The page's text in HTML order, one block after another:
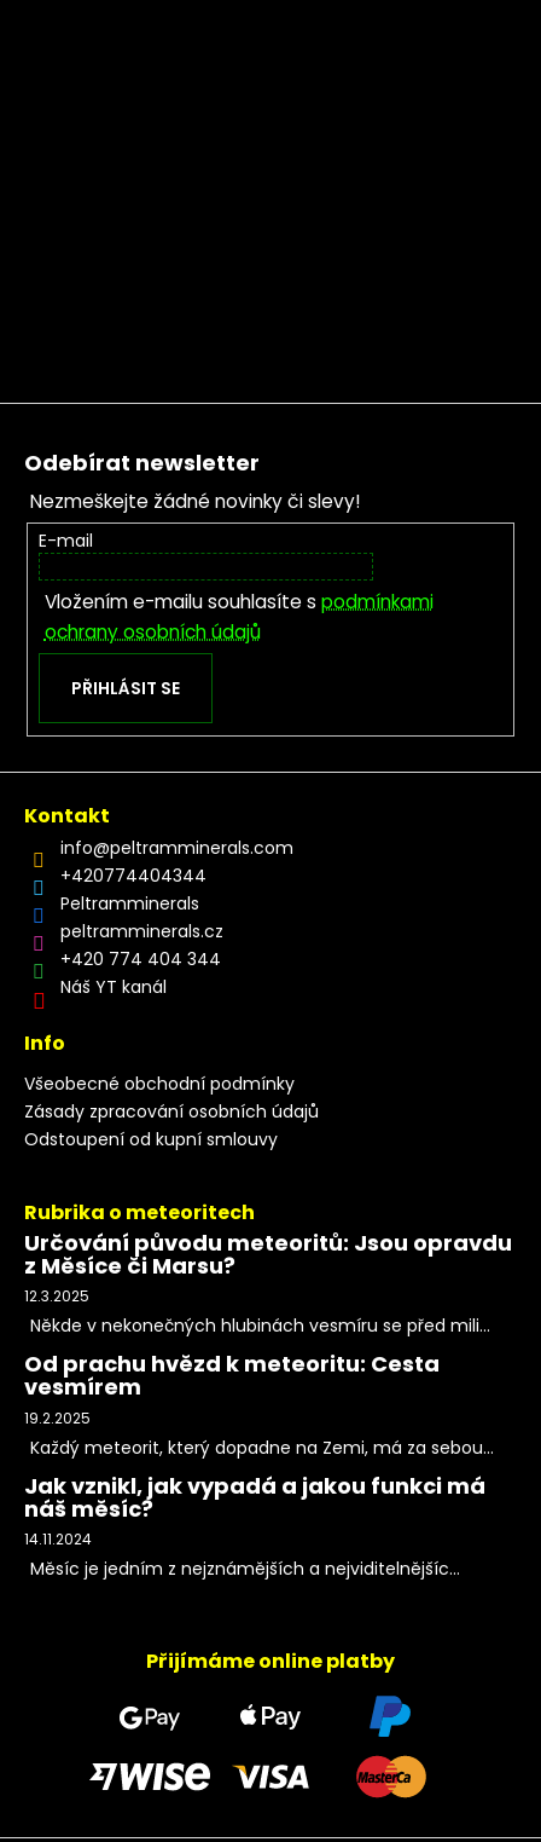
Zápatí
Odebírat newsletter
Nezmeškejte žádné novinky či slevy!
E-mail
Vložením e-mailu souhlasíte s podmínkami
ochrany osobních údajů
PŘIHLÁSIT SE
Kontakt
info@peltramminerals.com
+420774404344
Peltramminerals
peltramminerals.cz
+420 774 404 344
Náš YT kanál
Info
Všeobecné obchodní podmínky
Zásady zpracování osobních údajů
Odstoupení od kupní smlouvy
Rubrika o meteoritech
Určování původu meteoritů: Jsou opravdu
z Měsíce či Marsu?
12.3.2025
Někde v nekonečných hlubinách vesmíru se před mili...
Od prachu hvězd k meteoritu: Cesta
vesmírem
19.2.2025
Každý meteorit, který dopadne na Zemi, má za sebou...
Jak vznikl, jak vypadá a jakou funkci má
náš měsíc?
14.11.2024
Měsíc je jedním z nejznámějších a nejviditelnějšíc...
Přijímáme online platby